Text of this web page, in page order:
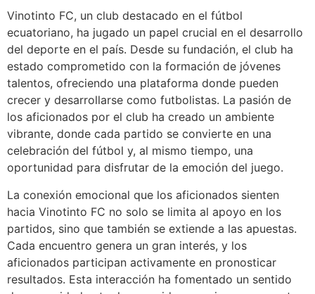
Vinotinto FC, un club destacado en el fútbol
ecuatoriano, ha jugado un papel crucial en el desarrollo
del deporte en el país. Desde su fundación, el club ha
estado comprometido con la formación de jóvenes
talentos, ofreciendo una plataforma donde pueden
crecer y desarrollarse como futbolistas. La pasión de
los aficionados por el club ha creado un ambiente
vibrante, donde cada partido se convierte en una
celebración del fútbol y, al mismo tiempo, una
oportunidad para disfrutar de la emoción del juego.
La conexión emocional que los aficionados sienten
hacia Vinotinto FC no solo se limita al apoyo en los
partidos, sino que también se extiende a las apuestas.
Cada encuentro genera un gran interés, y los
aficionados participan activamente en pronosticar
resultados. Esta interacción ha fomentado un sentido